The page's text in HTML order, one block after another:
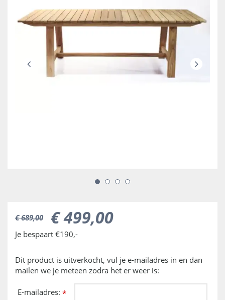
€ 689,00 €499,00
Je bespaart €190,-
Dit product is uitverkocht, vul je e-mailadres in en dan
mailen we je meteen zodra het er weer is:
E-mailadres: *